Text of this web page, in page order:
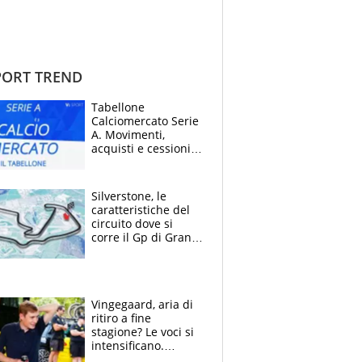
TREND
Tabellone
Calciomercato Serie
A. Movimenti,
acquisti e cessioni:
Silverstone, le
caratteristiche del
circuito dove si
corre il Gp di Gran
Vingegaard, aria di
ritiro a fine
stagione? Le voci si
intensificano.